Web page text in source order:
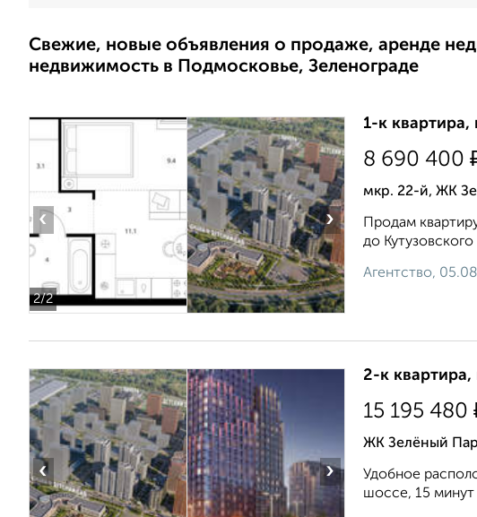
Свежие, новые объявления о продаже, аренде
недвижимость в Подмосковье, Зеленограде
2/2
‹ ›
1-к квартира,
8 690 400
мкр. 22-й, ЖК
Продам
до
Агентство,
‹ ›
2-к
15 195 480
ЖК Зелёный
Удобное
шоссе, 15